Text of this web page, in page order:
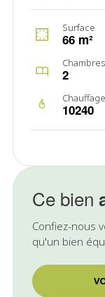
Surface
66 m²
Chambres
2
Chauffage
10240
Ce bien
Confiez-nous
qu'un bien